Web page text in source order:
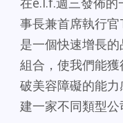
事長兼首席執行
是一個快速增長
組合，使我們能
破美容障礙的能
建一家不同類型公